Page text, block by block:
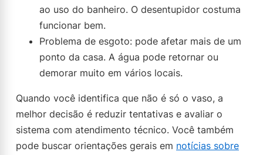
ao uso do banheiro. O desentupidor costuma
funcionar bem.
Problema de esgoto: pode afetar mais de um
ponto da casa. A água pode retornar ou
demorar muito em vários locais.
Quando você identifica que não é só o vaso, a
melhor decisão é reduzir tentativas e avaliar o
sistema com atendimento técnico. Você também
pode buscar orientações gerais em notícias sobre